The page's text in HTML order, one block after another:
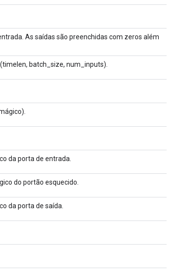
As saídas são preenchidas com zeros além
batch_size, num_inputs).
da porta de entrada.
do portão esquecido.
da porta de saída.